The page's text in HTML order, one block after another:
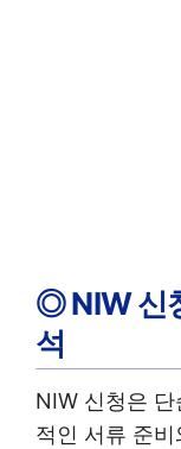
◎ NIW 신
석
NIW 신청은
적인 서류 준